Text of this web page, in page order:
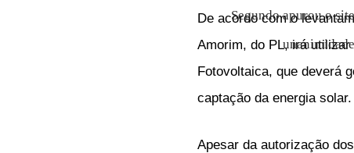
Segundo apurou o
De acordo com o
Amorim, do PL, irá
Fotovoltaica, que deverá
captação da energia solar.
Apesar da autorização